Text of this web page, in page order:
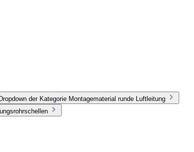
der Kategorie Montagematerial runde Luftleitung